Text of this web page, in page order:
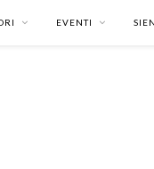
EVENTI